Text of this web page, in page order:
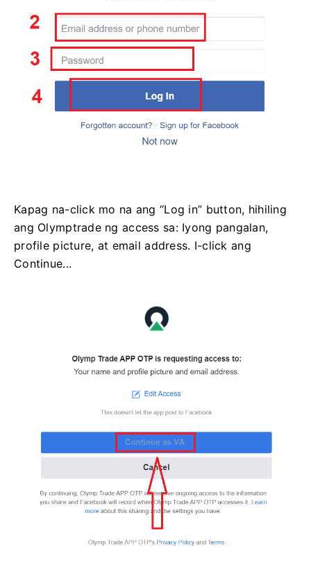
Kapag na-click mo na ang “Log in” button, hihiling
ang Olymptrade ng access sa: Iyong pangalan,
profile picture, at email address. I-click ang
Continue...